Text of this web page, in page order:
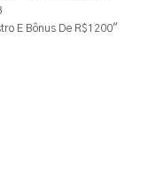
E Bônus De R$1200"